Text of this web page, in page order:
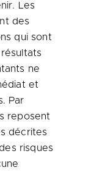
Les
des
qui sont
ne
et
Par
reposent
décrites
risques